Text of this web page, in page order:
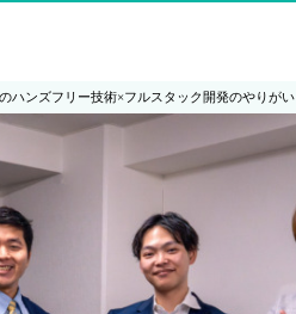
ハンズフリー技術×フルスタック開発のやりがい